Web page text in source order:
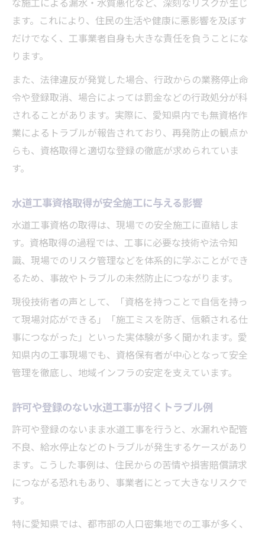
な施工による漏水・水質悪化など、深刻なリスクが生じ
ます。これにより、住民の生活や健康に悪影響を及ぼす
だけでなく、工事業者自身も大きな責任を負うことにな
ります。
また、法律違反が発覚した場合、行政からの業務停止命
令や登録取消、場合によっては罰金などの行政処分が科
されることがあります。実際に、愛知県内でも無資格作
業によるトラブルが報告されており、再発防止の観点か
らも、資格取得と適切な登録の徹底が求められていま
す。
水道工事資格取得が安全施工に与える影響
水道工事資格の取得は、現場での安全施工に直結しま
す。資格取得の過程では、工事に必要な技術や法令知
識、現場でのリスク管理などを体系的に学ぶことができ
るため、事故やトラブルの未然防止につながります。
現役技術者の声として、「資格を持つことで自信を持っ
て現場対応ができる」「施工ミスを防ぎ、信頼される仕
事につながった」といった実体験が多く聞かれます。愛
知県内の工事現場でも、資格保有者が中心となって安全
管理を徹底し、地域インフラの安定を支えています。
許可や登録のない水道工事が招くトラブル例
許可や登録のないまま水道工事を行うと、水漏れや配管
不良、給水停止などのトラブルが発生するケースがあり
ます。こうした事例は、住民からの苦情や損害賠償請求
につながる恐れもあり、事業者にとって大きなリスクで
す。
特に愛知県では、都市部の人口密集地での工事が多く、